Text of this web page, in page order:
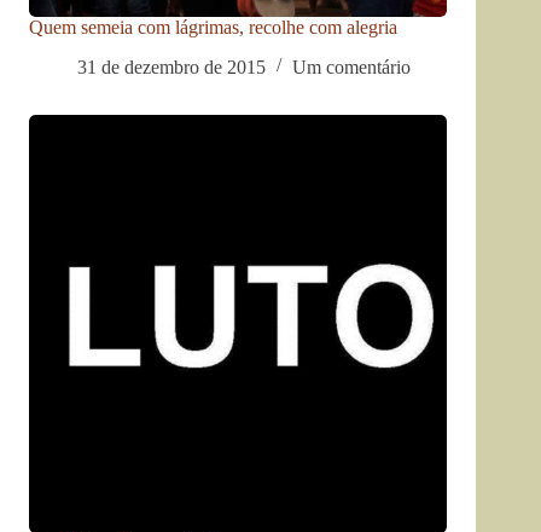
Quem semeia com lágrimas, recolhe com alegria
31 de dezembro de 2015
Um comentário